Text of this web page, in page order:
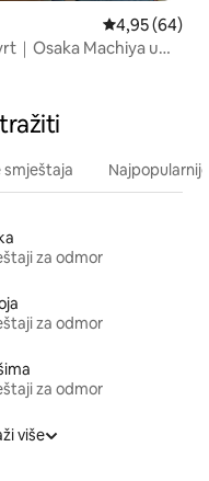
Prosječna
4,95 (64)
｜Osaka Machiya u
smještaja
za odmor
za odmor
za odmor
više